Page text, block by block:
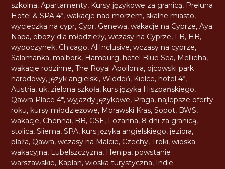
szkolna,Apartamenty, Kursy językowe za granicą, Preluna
Hotel & SPA 4*,wakacje nad morzem,skalne miasto,
wycieczka na cypr, Cypr, Genewa,wakacje na Cyprze,Aya
Napa, obozy dla młodzieży,wczasy na Cyprze, FB, HB,
wypoczynek, Chicago,AllInclusive,wczasy na cyprze,
Salamanka, malbork, Hamburg, hotel Blue Sea, Mellieha,
wakacje rodzinne,The Royal Apollonia, ojcowski park
narodowy, język angielski,Wiedeń, Kielce, hotel 4*,
Austria, uk, zielona szkoła, kurs języka Hiszpańskiego,
Qawra Place 4*,wyjazdy językowe, Praga, najlepsze oferty
roku, kursy młodzieżowe, Morawski Kras,Sopot, BWS,
wakacje, Chennai, BB, GSE, Lozanna, 8 dni za granicą,
stolica,Sliema,SPA, kurs języka angielskiego, jeziora,
plaża, Qawra,wczasy na Malcie, Czechy,Troki,wioska
wakacyjna, Lubelszczyzna, Henipa,powstanie
warszawskie, Kaplan,wioska turystyczna, Indie